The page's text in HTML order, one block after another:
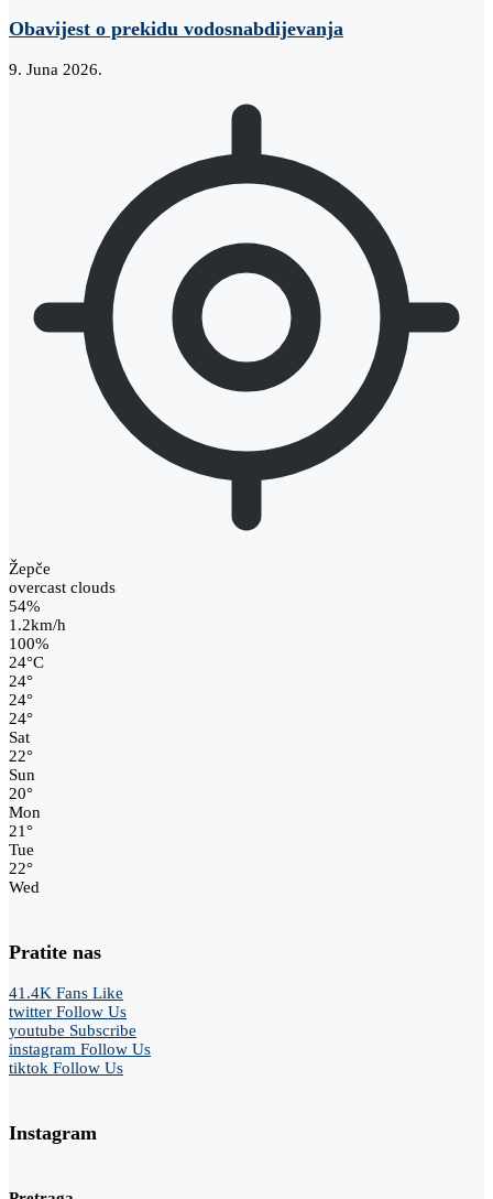
Obavijest o prekidu vodosnabdijevanja
9. Juna 2026.
Žepče
overcast clouds
54%
1.2km/h
100%
24°C
24°
24°
24°
Sat
22°
Sun
20°
Mon
21°
Tue
22°
Wed
Pratite nas
41.4K Fans Like
twitter Follow Us
youtube Subscribe
instagram Follow Us
tiktok Follow Us
Instagram